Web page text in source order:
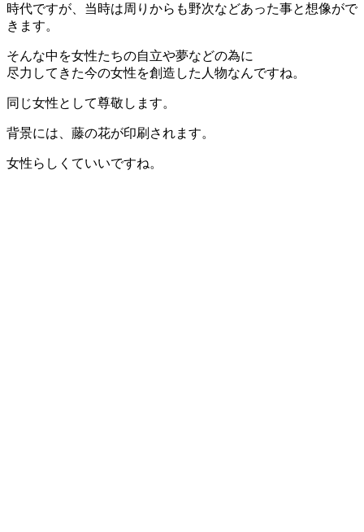
時代ですが、当時は周りからも野次などあった事と想像がで
きます。
そんな中を女性たちの自立や夢などの為に
尽力してきた今の女性を創造した人物なんですね。
同じ女性として尊敬します。
背景には、藤の花が印刷されます。
女性らしくていいですね。